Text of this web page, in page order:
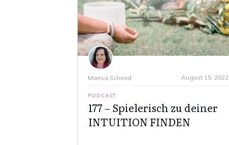
Marisa Schmid August 15, 2022
PODCAST
177 – Spielerisch zu deiner
INTUITION FINDEN